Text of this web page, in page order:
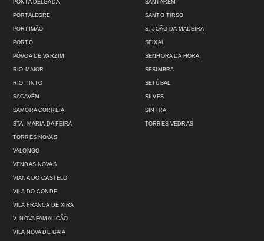
PONTA DELGADA
PORTALEGRE
PORTIMÃO
PORTO
PÓVOA DE VARZIM
RIO MAIOR
RIO TINTO
SACAVÉM
SAMORA CORREIA
STA. MARIA DA FEIRA
SANTARÉM
SANTO TIRSO
S. JOÃO DA MADEIRA
SEIXAL
SENHORA DA HORA
SESIMBRA
SETÚBAL
SILVES
SINTRA
TORRES VEDRAS
TORRES NOVAS
VALONGO
VENDAS NOVAS
VIANA DO CASTELO
VILA DO CONDE
VILA FRANCA DE XIRA
V. NOVA FAMALICÃO
VILA NOVA DE GAIA